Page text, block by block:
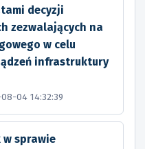
decyzji
zezwalających na
w celu
infrastruktury
04 14:32:39
w sprawie